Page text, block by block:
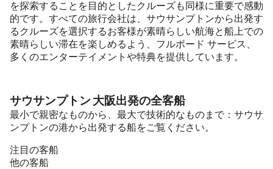
を探索することを目的としたクルーズも同様に重要で感動
的です。すべての旅行会社は、サウサンプトンから出発す
るクルーズを選択するお客様が素晴らしい航海と船上での
素晴らしい滞在を楽しめるよう、フルボード サービス、
多くのエンターテイメントや特典を提供しています。
サウサンプトン 大阪出発の全客船
最小で親密なものから、最大で技術的なものまで：サウサ
ンプトンの港から出発する船をご覧ください。
注目の客船
他の客船